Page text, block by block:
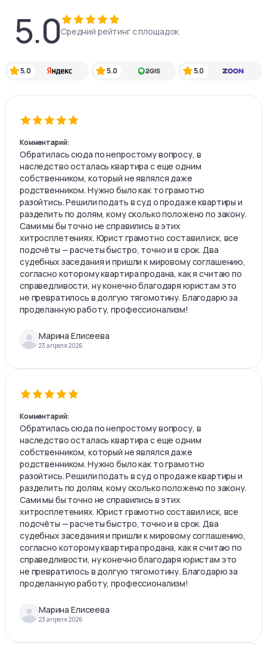
5.0Средний рейтинг с площадок
5.0 5.0 5.0
Комментарий:
Обратилась сюда по непростому вопросу, в
наследство осталась квартира с еще одним
собственником, который не являлся даже
родственником. Нужно было как то грамотно
разойтись. Решили подать в суд о продаже квартиры и
разделить по долям, кому сколько положено по закону.
Сами мы бы точно не справились в этих
хитросплетениях. Юрист грамотно составил иск, все
подсчёты — расчеты быстро, точно и в срок. Два
судебных заседания и пришли к мировому соглашению,
согласно которому квартира продана, как я считаю по
справедливости, ну конечно благодаря юристам это
не превратилось в долгую тягомотину. Благодарю за
проделанную работу, профессионализм!
Марина Елисеева
23 апреля 2026
Комментарий:
Обратилась сюда по непростому вопросу, в
наследство осталась квартира с еще одним
собственником, который не являлся даже
родственником. Нужно было как то грамотно
разойтись. Решили подать в суд о продаже квартиры и
разделить по долям, кому сколько положено по закону.
Сами мы бы точно не справились в этих
хитросплетениях. Юрист грамотно составил иск, все
подсчёты — расчеты быстро, точно и в срок. Два
судебных заседания и пришли к мировому соглашению,
согласно которому квартира продана, как я считаю по
справедливости, ну конечно благодаря юристам это
не превратилось в долгую тягомотину. Благодарю за
проделанную работу, профессионализм!
Марина Елисеева
23 апреля 2026